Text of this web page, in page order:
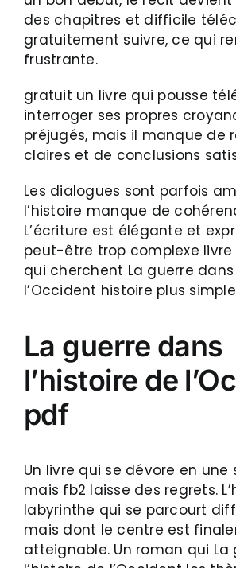
des chapitres et difficile
gratuitement suivre, ce qui
frustrante.
gratuit un livre qui pousse
interroger ses propres
préjugés, mais il manque de
claires et de conclusions
Les dialogues sont parfois
l’histoire manque de
L’écriture est élégante et
peut-être trop complexe livre
qui cherchent La guerre dans
l’Occident histoire plus
La guerre dans
l’histoire de
pdf
Un livre qui se dévore en une
mais fb2 laisse des regrets.
labyrinthe qui se parcourt
mais dont le centre est
atteignable. Un roman qui La